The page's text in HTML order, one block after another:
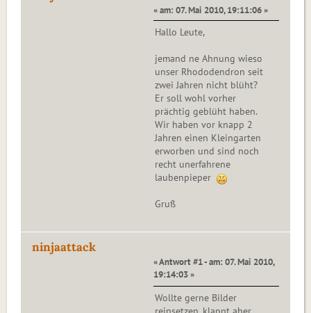
« am: 07. Mai 2010, 19:11:06 »
Hallo Leute,
jemand ne Ahnung wieso
unser Rhododendron seit
zwei Jahren nicht blüht?
Er soll wohl vorher
prächtig geblüht haben.
Wir haben vor knapp 2
Jahren einen Kleingarten
erworben und sind noch
recht unerfahrene
laubenpieper
Gruß
ninjaattack
« Antwort #1 - am: 07. Mai 2010,
19:14:03 »
Wollte gerne Bilder